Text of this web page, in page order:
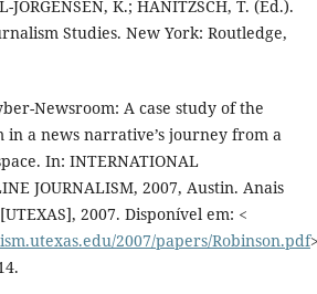
K.; HANITZSCH, T. (Ed.).
Studies. New York: Routledge,
Newsroom: A case study of the
a news narrative’s journey from a
In: INTERNATIONAL
JOURNALISM, 2007, Austin. Anais
2007. Disponível em: <
2007/papers/Robinson.pdf